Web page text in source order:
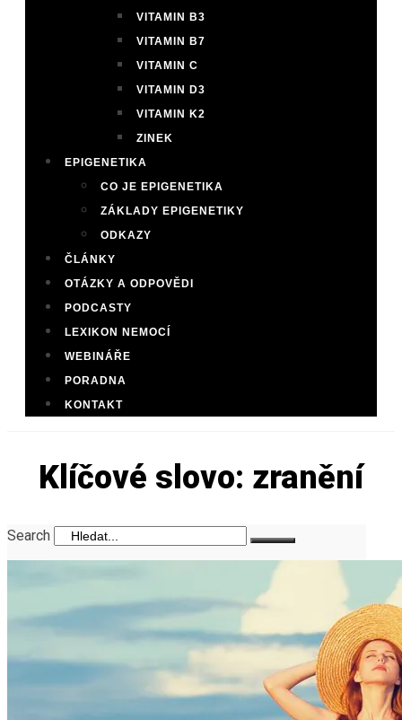
VITAMIN B3
VITAMIN B7
VITAMIN C
VITAMIN D3
VITAMIN K2
ZINEK
EPIGENETIKA
CO JE EPIGENETIKA
ZÁKLADY EPIGENETIKY
ODKAZY
ČLÁNKY
OTÁZKY A ODPOVĚDI
PODCASTY
LEXIKON NEMOCÍ
WEBINÁŘE
PORADNA
KONTAKT
Klíčové slovo: zranění
Search